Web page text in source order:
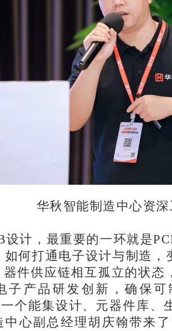
华秋智能制造中心资
设计，最重要的一环就是
如何打通电子设计与制造
器件供应链相互孤立的状态
子产品研发创新，确保
个能集设计、元器件库、
中心副总经理胡庆翰带来